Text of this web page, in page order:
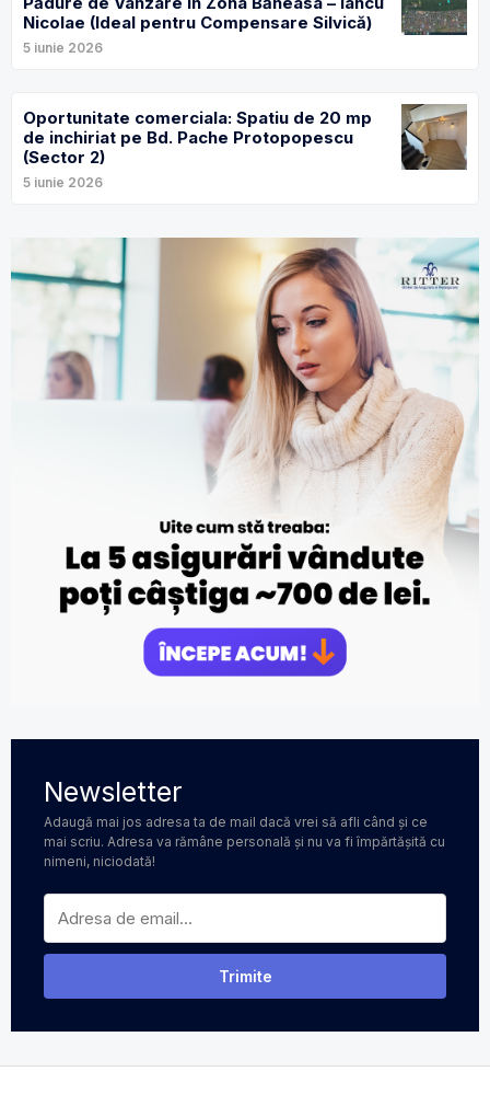
Nicolae (Ideal pentru Compensare Silvică)
5 iunie 2026
Oportunitate comerciala: Spatiu de 20 mp
de inchiriat pe Bd. Pache Protopopescu
(Sector 2)
5 iunie 2026
Newsletter
Adaugă mai jos adresa ta de mail dacă vrei să afli când și ce
mai scriu. Adresa va rămâne personală și nu va fi împărtășită cu
nimeni, niciodată!